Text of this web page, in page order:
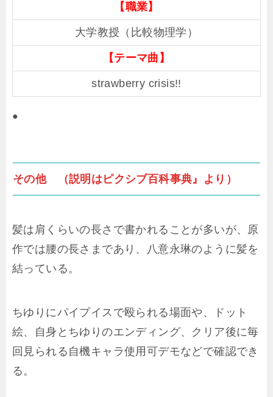
【職業】
大学教授（比較物理学）
【テーマ曲】
strawberry crisis!!
●
その他 （説明はピクシブ百科事典』より）
髪は肩くらいの長さで書かれることが多いが、原
作では腰の長さまであり、八意永琳のように髪を
結っている。
ちゆりにパイプイスで殴られる場面や、ドット
絵、自身とちゆりのエンディング、クリア後に毎
回見られる自機キャラ使用可デモなどで確認でき
る。